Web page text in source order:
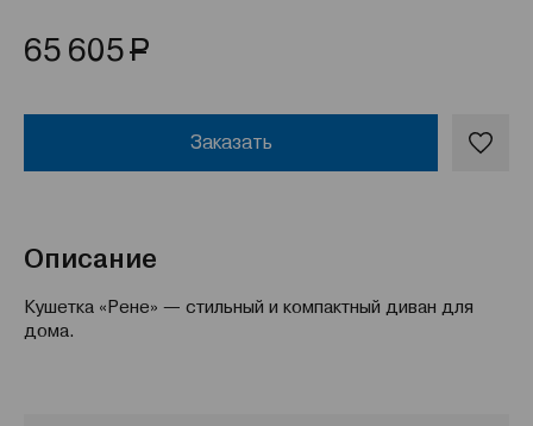
65 605Р
Заказать
Описание
Кушетка «Рене» — стильный и компактный диван для
дома.